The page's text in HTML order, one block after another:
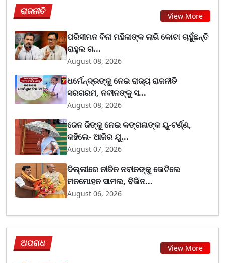
ରାଜନୀତି View More
ପରିସୀମନ ବିନା ମହିଳାଙ୍କ ଲାଗି କୋଟା ଚାହୁଁଛନ୍ତି
ରାହୁଲ ଗ...
August 08, 2026
ଧର୍ମେନ୍ଦ୍ରଙ୍କୁ ନେଇ ରାଜ୍ୟ ରାଜନୀତି
ସରଗରମ, ନବୀନଙ୍କୁ ସ...
August 08, 2026
ଜେନ ଜିଙ୍କୁ ନେଇ କଙ୍ଗନାଙ୍କ ୟୁ-ଟର୍ଣ୍ଣ,
କହିଲେ- ଆଜିର ଯୁ...
August 07, 2026
ଦିଲ୍ଲୀରେ ନୀତିନ ନବୀନଙ୍କୁ ଭେଟିଲେ
ମନମୋହନ ସାମଲ, ବିଭିନ...
August 06, 2026
ଅପରାଧ View More